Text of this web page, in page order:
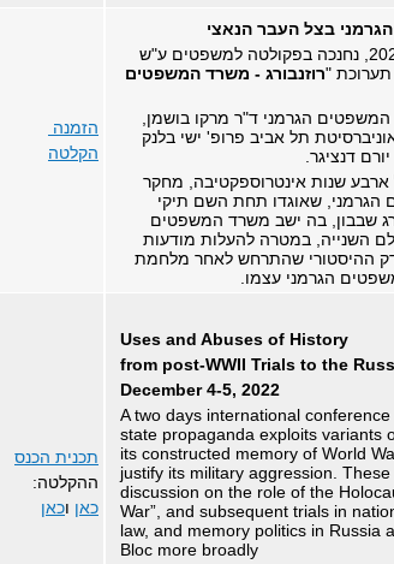
בצל העבר הנאצי
ביום שני, ה- 20 בפברואר, 2023, נחנכה בפקולטה למשפטים ע"ש
תערוכת "רוזנבורג - משרד המשפטים
הגרמני ד"ר מרקו בושמן,
תל אביב פרופ' ישי בלנק
דנציגר.
ארבע שנות אינטרוספקטיבה, מחקר
הגרמני, שאוגדו תחת השם תיקי
שבבון, בה ישב משרד המשפטים
השנייה, במטרה להעלות מודעות
ההיסטורי שהתרחש לאחר מלחמת
הגרמני עצמו
הזמנה
הקלטה
Uses and Abuses of History
from post-WWII Trials to the
December 4-5, 2022
A two days international
state propaganda exploits variants
its constructed memory of World
justify its military aggression.
discussion on the role of the
War”, and subsequent trials in
law, and memory politics in Russia
Bloc more broadly
תכנית הכנס
ההקלטה:
כאן וכאן